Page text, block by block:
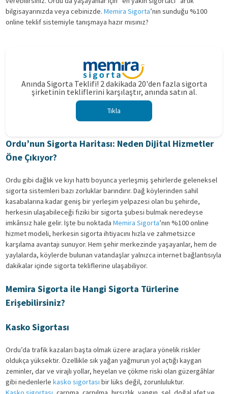
bilgisayarınızda veya cebinizde. Memira Sigorta’nın sunduğu %100
online teklif sistemiyle tanışmaya hazır mısınız?
Anında Sigorta Teklifi! 2 dakikada 20'den fazla sigorta
şirketinin tekliflerini karşılaştır, anında satın al.
Tıkla
Ordu’nun Sigorta Haritası: Neden Dijital Hizmetler
Öne Çıkıyor?
Ordu gibi dağlık ve kıyı hattı boyunca yerleşmiş şehirlerde geleneksel
sigorta sistemleri bazı zorluklar barındırır. Dağ köylerinden sahil
kasabalarına kadar geniş bir yerleşim yelpazesi olan bu şehirde,
herkesin ulaşabileceği fiziki bir sigorta şubesi bulmak neredeyse
imkânsız hale gelir. İşte bu noktada Memira Sigorta’nın %100 online
hizmet modeli, herkesin sigorta ihtiyacını hızla ve zahmetsizce
karşılama avantajı sunuyor. Hem şehir merkezinde yaşayanlar, hem de
yaylalarda, köylerde bulunan vatandaşlar yalnızca internet bağlantısıyla
dakikalar içinde sigorta tekliflerine ulaşabiliyor.
Memira Sigorta ile Hangi Sigorta Türlerine
Erişebilirsiniz?
Kasko Sigortası
Ordu’da trafik kazaları başta olmak üzere araçlara yönelik riskler
oldukça yüksektir. Özellikle sık yağan yağmurun yol açtığı kaygan
zeminler, dar ve virajlı yollar, heyelan ve çökme riski olan güzergâhlar
gibi nedenlerle kasko sigortası bir lüks değil, zorunluluktur.